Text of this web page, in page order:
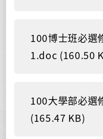
100博士班必選
1.doc (160.50
100大學部必選
(165.47 KB)